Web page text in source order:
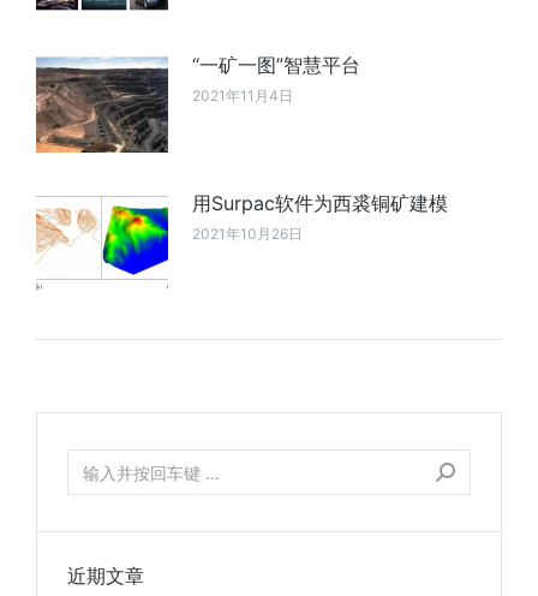
“一矿一图”智慧平台
2021年11月4日
用Surpac软件为西裘铜矿建模
2021年10月26日
近期文章